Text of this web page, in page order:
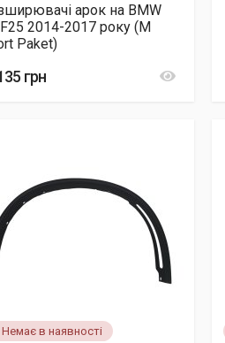
арок на BMW
2014-2017 року (M
Paket)
грн
Немає в наявності